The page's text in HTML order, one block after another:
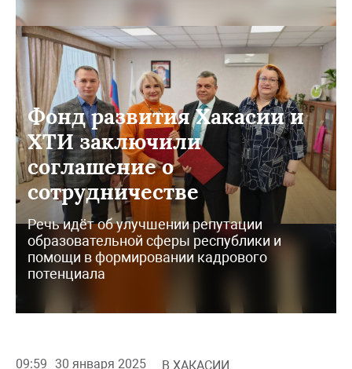
Фонд развития Хакасии и
ХТИ заключили
соглашение о
сотрудничестве
Речь идёт об улучшении репутации
образовательной сферы республики и
помощи в формировании кадрового
потенциала
09:59 30 января 2025 В ХАКАСИИ